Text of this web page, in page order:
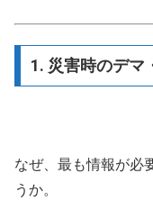
1. 災害時のデマ
なぜ、最も情報が必
うか。